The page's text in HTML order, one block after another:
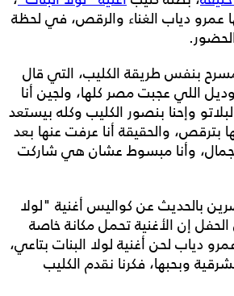
عمرو دياب الغناء والرقص، في لحظة
بنفس طريقة الكليب، التي قال
اللي عجبت مصر كلها، ولجين أنا
وإحنا بنصور الكليب وكله بيستعد
والحقيقة أنا عرفت عنها بعد
جمال، وأنا مبسوط عشان هي شاركت
بالحديث عن كواليس أغنية "لولا
إن الأغنية تحمل مكانة خاصة
دياب لحن أغنية لولا البنات بتاعي،
وبحبها، فكرنا نقدم الكليب